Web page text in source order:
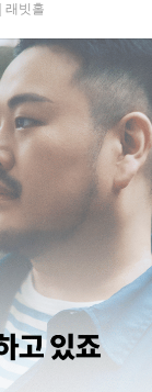
래빗홀